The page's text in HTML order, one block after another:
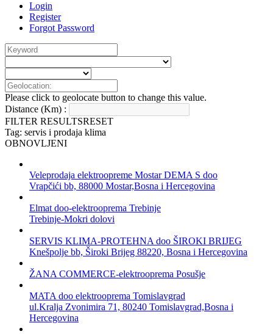
Login
Register
Forgot Password
Please click to geolocate button to change this value.
Distance (Km) :
FILTER RESULTSRESET
Tag: servis i prodaja klima
OBNOVLJENI
Veleprodaja elektroopreme Mostar DEMA S doo
Vrapčići bb, 88000 Mostar,Bosna i Hercegovina
Elmat doo-elektrooprema Trebinje
Trebinje-Mokri dolovi
SERVIS KLIMA-PROTEHNA doo ŠIROKI BRIJEG
Knešpolje bb, Široki Brijeg 88220, Bosna i Hercegovina
ŽANA COMMERCE-elektrooprema Posušje
MATA doo elektrooprema Tomislavgrad
ul.Kralja Zvonimira 71, 80240 Tomislavgrad,Bosna i
Hercegovina